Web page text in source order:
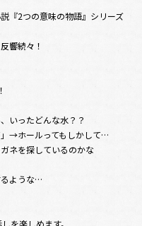
『2つの意味の物語』シリーズ
響続々！
いったどんな水？？
」→ホールってもしかして…
ネを探しているのかな
るような…
を楽しめます。